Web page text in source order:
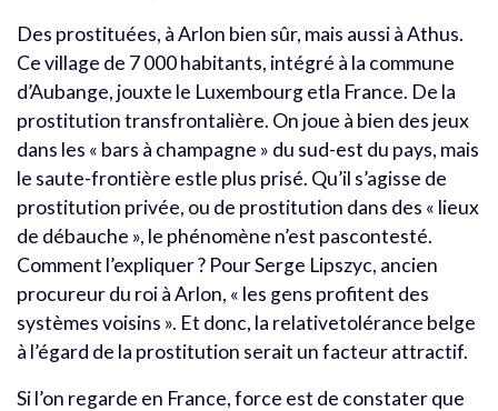
Des prostituées, à Arlon bien sûr, mais aussi à Athus.
Ce village de 7 000 habitants, intégré à la commune
d’Aubange, jouxte le Luxembourg etla France. De la
prostitution transfrontalière. On joue à bien des jeux
dans les « bars à champagne » du sud-est du pays, mais
le saute-frontière estle plus prisé. Qu’il s’agisse de
prostitution privée, ou de prostitution dans des « lieux
de débauche », le phénomène n’est pascontesté.
Comment l’expliquer ? Pour Serge Lipszyc, ancien
procureur du roi à Arlon, « les gens profitent des
systèmes voisins ». Et donc, la relativetolérance belge
à l’égard de la prostitution serait un facteur attractif.
Si l’on regarde en France, force est de constater que